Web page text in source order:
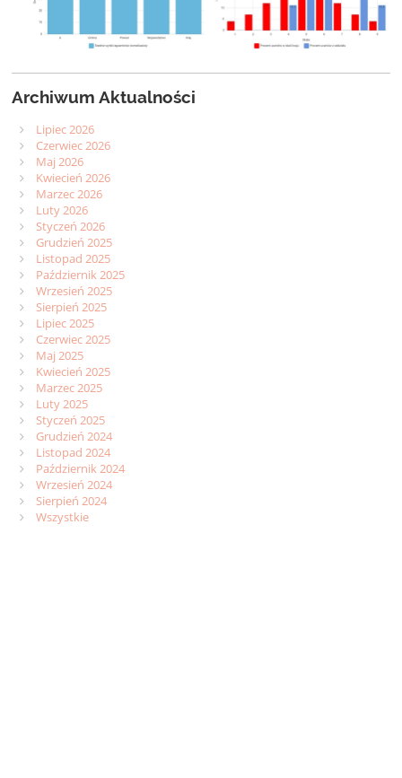
Archiwum Aktualności
Lipiec 2026
Czerwiec 2026
Maj 2026
Kwiecień 2026
Marzec 2026
Luty 2026
Styczeń 2026
Grudzień 2025
Listopad 2025
Październik 2025
Wrzesień 2025
Sierpień 2025
Lipiec 2025
Czerwiec 2025
Maj 2025
Kwiecień 2025
Marzec 2025
Luty 2025
Styczeń 2025
Grudzień 2024
Listopad 2024
Październik 2024
Wrzesień 2024
Sierpień 2024
Wszystkie